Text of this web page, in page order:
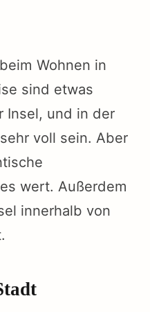
Wohnen in
sind etwas
Insel, und in der
voll sein. Aber
wert. Außerdem
innerhalb von